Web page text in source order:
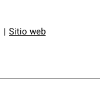
Sitio web